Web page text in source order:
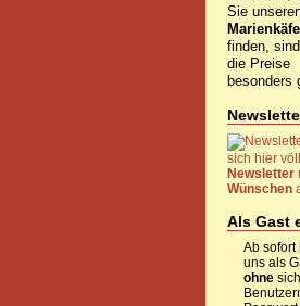
Sie
finden, sind
die Preise
besonders
sich hier
Newsletter
Wünschen
Als Gast
Ab sofort
uns als
ohne